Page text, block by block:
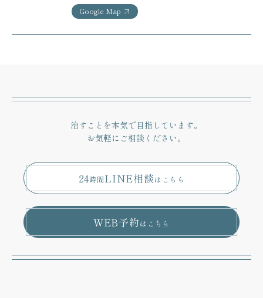
Google Map
治すことを本気で目指しています。
お気軽にご相談ください。
24時間LINE相談はこちら
WEB予約はこちら